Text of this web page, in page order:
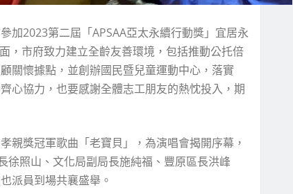
加2023第二屆「APSAA亞太永續行動獎」宜居永
市府致力建立全齡友善環境，包括推動公托倍
關懷據點，並創辦國民暨兒童運動中心，落實
心協力，也要感謝全體志工朋友的熱忱投入，期
親獎冠軍歌曲「老寶貝」，為演唱會揭開序幕，
照山、文化局副局長施純福、豐原區長洪峰
派員到場共襄盛舉。